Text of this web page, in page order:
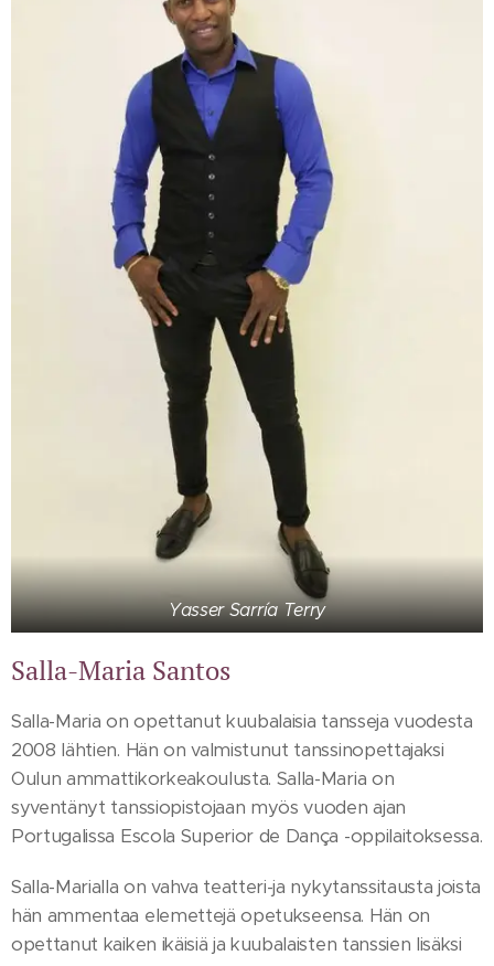
Yasser Sarría Terry
Salla-Maria Santos
Salla-Maria on opettanut kuubalaisia tansseja vuodesta
2008 lähtien. Hän on valmistunut tanssinopettajaksi
Oulun ammattikorkeakoulusta. Salla-Maria on
syventänyt tanssiopistojaan myös vuoden ajan
Portugalissa Escola Superior de Dança -oppilaitoksessa.
Salla-Marialla on vahva teatteri-ja nykytanssitausta joista
hän ammentaa elemettejä opetukseensa. Hän on
opettanut kaiken ikäisiä ja kuubalaisten tanssien lisäksi